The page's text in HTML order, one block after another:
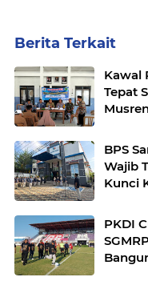
Berita Terkait
Kawal
Tepat
BPS
Wajib
Kunci
PKDI